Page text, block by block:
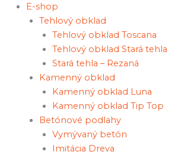
E-shop
Tehlový obklad
Tehlový obklad Toscana
Tehlový obklad Stará tehla
Stará tehla – Rezaná
Kamenný obklad
Kamenný obklad Luna
Kamenný obklad Tip Top
Betónové podlahy
Vymývaný betón
Imitácia Dreva